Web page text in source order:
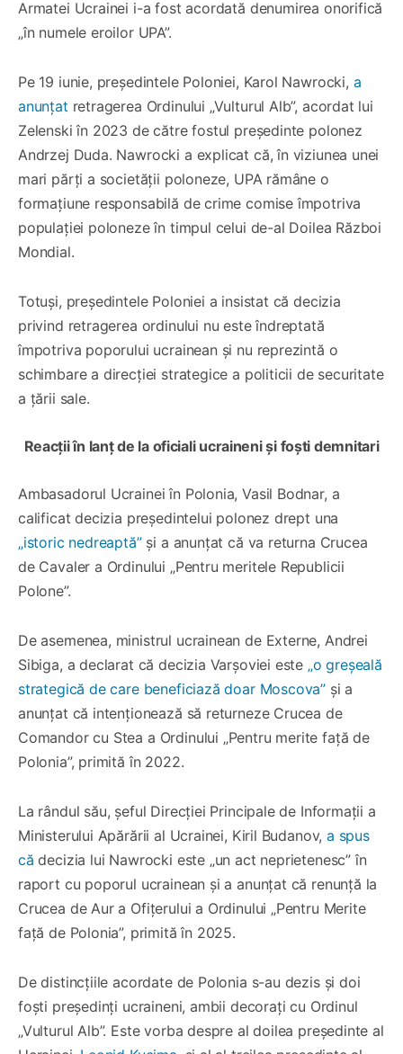
Armatei Ucrainei i-a fost acordată denumirea onorifică
„în numele eroilor UPA”.
Pe 19 iunie, președintele Poloniei, Karol Nawrocki, a
anunțat retragerea Ordinului „Vulturul Alb”, acordat lui
Zelenski în 2023 de către fostul președinte polonez
Andrzej Duda. Nawrocki a explicat că, în viziunea unei
mari părți a societății poloneze, UPA rămâne o
formațiune responsabilă de crime comise împotriva
populației poloneze în timpul celui de-al Doilea Război
Mondial.
Totuși, președintele Poloniei a insistat că decizia
privind retragerea ordinului nu este îndreptată
împotriva poporului ucrainean și nu reprezintă o
schimbare a direcției strategice a politicii de securitate
a țării sale.
Reacții în lanț de la oficiali ucraineni și foști demnitari
Ambasadorul Ucrainei în Polonia, Vasil Bodnar, a
calificat decizia președintelui polonez drept una
„istoric nedreaptă”și a anunțat că va returna Crucea
de Cavaler a Ordinului „Pentru meritele Republicii
Polone”.
De asemenea, ministrul ucrainean de Externe, Andrei
Sibiga, a declarat că decizia Varșoviei este „o greșeală
strategică de care beneficiază doar Moscova” și a
anunțat că intenționează să returneze Crucea de
Comandor cu Stea a Ordinului „Pentru merite față de
Polonia”, primită în 2022.
La rândul său, șeful Direcției Principale de Informații a
Ministerului Apărării al Ucrainei, Kiril Budanov,a spus
că decizia lui Nawrocki este „un act neprietenesc” în
raport cu poporul ucrainean și a anunțat că renunță la
Crucea de Aur a Ofițerului a Ordinului „Pentru Merite
față de Polonia”, primită în 2025.
De distincțiile acordate de Polonia s-au dezis și doi
foști președinți ucraineni, ambii decorați cu Ordinul
„Vulturul Alb”. Este vorba despre al doilea președinte al